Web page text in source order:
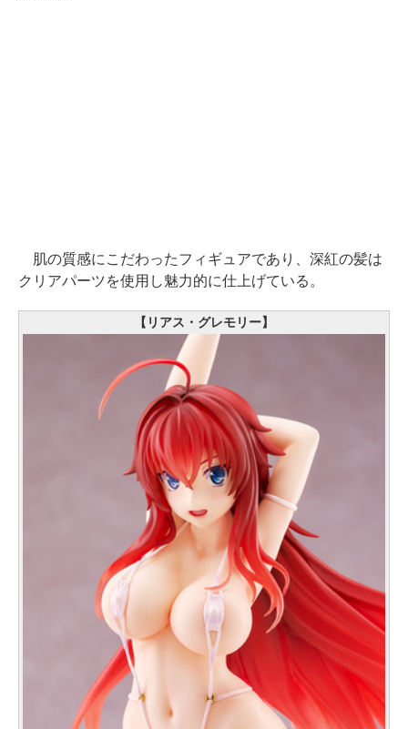
肌の質感にこだわったフィギュアであり、深紅の髪は
クリアパーツを使用し魅力的に仕上げている。
【リアス・グレモリー】